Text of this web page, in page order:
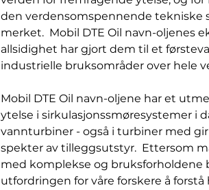
den verdensomspennende tekniske
merket. Mobil DTE Oil navn-oljenes
allsidighet har gjort dem til et
industrielle bruksområder over hele
Mobil DTE Oil navn-oljene har et
ytelse i sirkulasjonssmøresystemer i
vannturbiner - også i turbiner med
spekter av tilleggsutstyr. Ettersom
med komplekse og bruksforholdene
utfordringen for våre forskere å forstå